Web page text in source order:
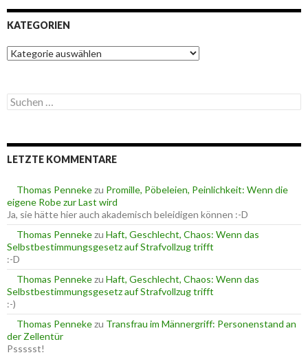
KATEGORIEN
K
a
g
o
n
S
u
e
n
c
h
:
LETZTE KOMMENTARE
Thomas Pennekezu Promille, Pöbeleien, Peinlichkeit: Wenn die
eigene Robe zur Last wird
Ja, sie hätte hier auch akademisch beleidigen können :-D
Thomas Pennekezu Haft, Geschlecht, Chaos: Wenn das
Selbstbestimmungsgesetz auf Strafvollzug trifft
:-D
Thomas Pennekezu Haft, Geschlecht, Chaos: Wenn das
Selbstbestimmungsgesetz auf Strafvollzug trifft
:-)
Thomas Pennekezu Transfrau im Männergriff: Personenstand an
der Zellentür
Pssssst!